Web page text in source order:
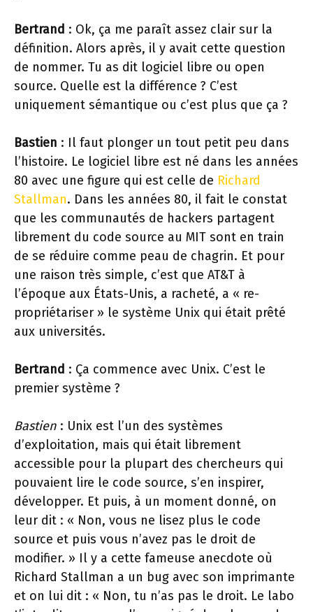
Bertrand : Ok, ça me paraît assez clair sur la
définition. Alors après, il y avait cette question
de nommer. Tu as dit logiciel libre ou open
source. Quelle est la différence ? C’est
uniquement sémantique ou c’est plus que ça ?
Bastien : Il faut plonger un tout petit peu dans
l’histoire. Le logiciel libre est né dans les années
80 avec une figure qui est celle de Richard
Stallman. Dans les années 80, il fait le constat
que les communautés de hackers partagent
librement du code source au MIT sont en train
de se réduire comme peau de chagrin. Et pour
une raison très simple, c’est que AT&T à
l’époque aux États-Unis, a racheté, a « re-
propriétariser » le système Unix qui était prêté
aux universités.
Bertrand : Ça commence avec Unix. C’est le
premier système ?
Bastien : Unix est l’un des systèmes
d’exploitation, mais qui était librement
accessible pour la plupart des chercheurs qui
pouvaient lire le code source, s’en inspirer,
développer. Et puis, à un moment donné, on
leur dit : « Non, vous ne lisez plus le code
source et puis vous n’avez pas le droit de
modifier. » Il y a cette fameuse anecdote où
Richard Stallman a un bug avec son imprimante
et on lui dit : « Non, tu n’as pas le droit. Le labo